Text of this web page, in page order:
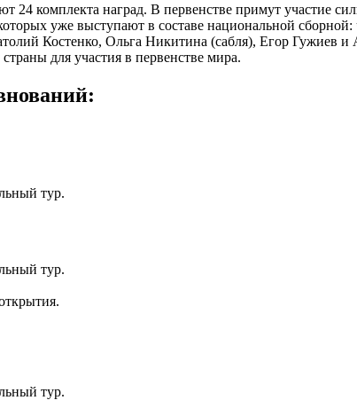
24 комплекта наград. В первенстве примут участие
уже выступают в составе национальной
Костенко, Ольга Никитина (сабля), Егор Гужиев и
для участия в первенстве мира.
тур.
тур.
тур.